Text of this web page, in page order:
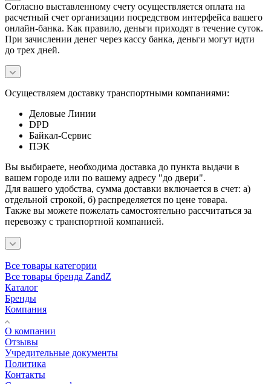
Согласно выставленному счету осуществляется оплата на
расчетный счет организации посредством интерфейса вашего
онлайн-банка. Как правило, деньги приходят в течение суток.
При зачислении денег через кассу банка, деньги могут идти
до трех дней.
Осуществляем доставку транспортными компаниями:
Деловые Линии
DPD
Байкал-Сервис
ПЭК
Вы выбираете, необходима доставка до пункта выдачи в
вашем городе или по вашему адресу "до двери".
Для вашего удобства, сумма доставки включается в счет: а)
отдельной строкой, б) распределяется по цене товара.
Также вы можете пожелать самостоятельно рассчитаться за
перевозку с транспортной компанией.
Все товары категории
Все товары бренда ZandZ
Каталог
Бренды
Компания
О компании
Отзывы
Учредительные документы
Политика
Контакты